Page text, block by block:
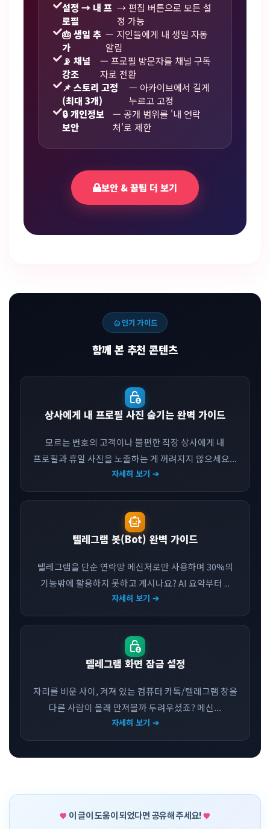
설정 → 내 프
로필
→ 편집 버튼으로 모든 설
정 가능
🎂 생일 추
가
— 지인들에게 내 생일 자동
알림
📡 채널
강조
— 프로필 방문자를 채널 구독
자로 전환
📌 스토리 고정
(최대 3개)
— 아카이브에서 길게
누르고 고정
🔒 개인정보
보안
— 공개 범위를 '내 연락
처'로 제한
보안 & 꿀팁 더 보기
local_fire_department인기 가이드
함께 본 추천 콘텐츠
lock_person
상사에게 내 프로필 사진 숨기는 완벽 가이드
모르는 번호의 고객이나 불편한 직장 상사에게 내
프로필과 휴일 사진을 노출하는 게 꺼려지지 않으세요...
자세히 보기 ➔
smart_toy
텔레그램 봇(Bot) 완벽 가이드
텔레그램을 단순 연락망 메신저로만 사용하며 30%의
기능밖에 활용하지 못하고 계시나요? AI 요약부터 ...
자세히 보기 ➔
lock_person
텔레그램 화면 잠금 설정
자리를 비운 사이, 켜져 있는 컴퓨터 카톡/텔레그램 창을
다른 사람이 몰래 만져볼까 두려우셨죠? 메신...
자세히 보기 ➔
이 글이 도움이 되었다면 공유해 주세요!